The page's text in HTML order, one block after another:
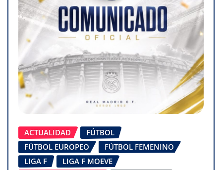
ACTUALIDAD
FÚTBOL
FÚTBOL EUROPEO
FÚTBOL FEMENINO
LIGA F
LIGA F MOEVE